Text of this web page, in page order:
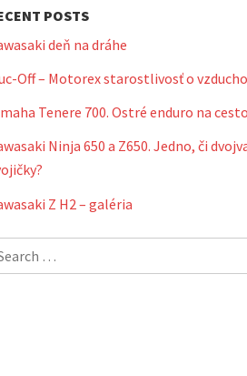
POSTS
deň na dráhe
Off – Motorex starostlivosť o
Tenere 700. Ostré enduro na
Ninja 650 a Z650. Jedno, či
Z H2 – galéria